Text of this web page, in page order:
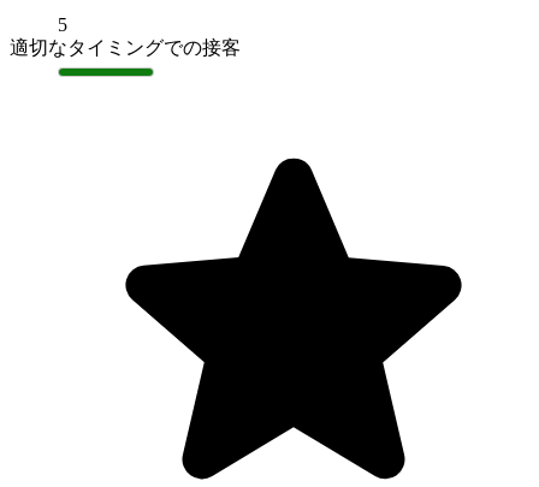
5
適切なタイミングでの接客